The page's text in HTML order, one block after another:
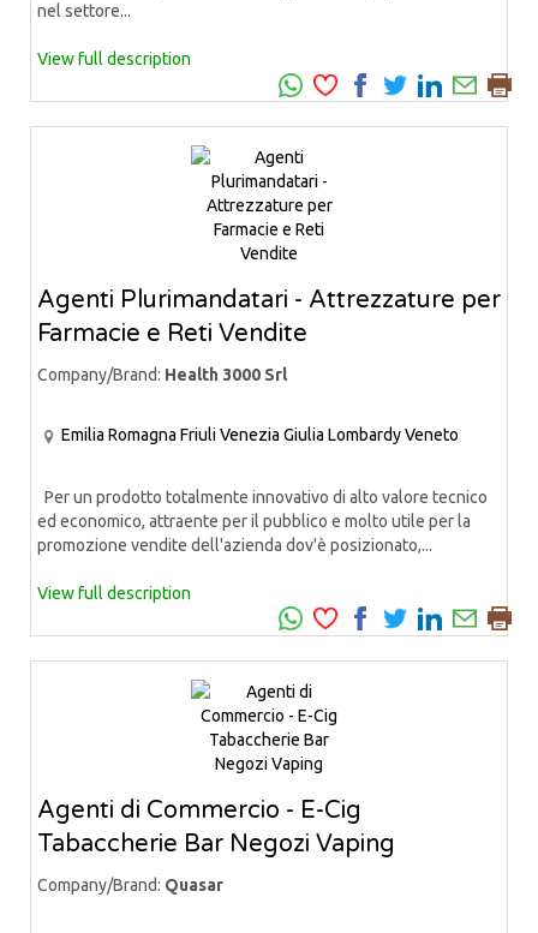
nel settore...
View full description
Agenti Plurimandatari - Attrezzature per
Farmacie e Reti Vendite
Company/Brand: Health 3000 Srl
Emilia Romagna Friuli Venezia Giulia LombardyVeneto
Per un prodotto totalmente innovativo di alto valore tecnico
ed economico, attraente per il pubblico e molto utile per la
promozione vendite dell'azienda dov'è posizionato,...
View full description
Agenti di Commercio - E-Cig
Tabaccherie Bar Negozi Vaping
Company/Brand: Quasar